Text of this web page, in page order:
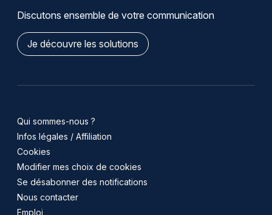
Discutons ensemble de votre communication
Je découvre les solutions
Qui sommes-nous ?
Infos légales / Affiliation
Cookies
Modifier mes choix de cookies
Se désabonner des notifications
Nous contacter
Emploi